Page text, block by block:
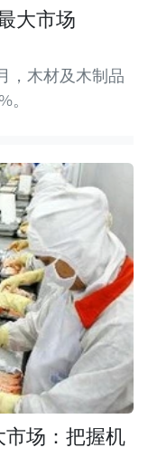
大市场
，木材及木制品
场：把握机